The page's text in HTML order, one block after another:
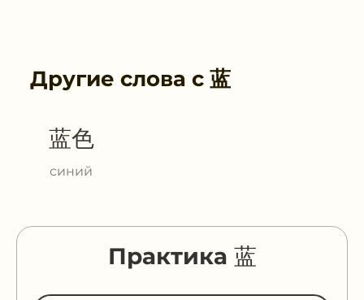
Другие слова с 蓝
蓝色
синий
Практика 蓝